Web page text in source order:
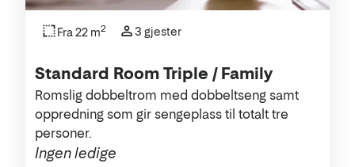
Standard Room Triple / Family
Ingen ledige
Romslig dobbeltrom med dobbeltseng samt
oppredning som gir sengeplass til totalt tre
personer.
Fra 22 m2 3 gjester